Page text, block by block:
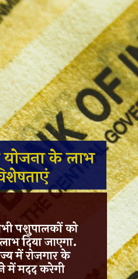
के लाभ
पशुपालकों को
दिया जाएगा.
मेंरोजगार के
में मददकरेगी